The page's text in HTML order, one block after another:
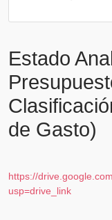
Estado
de Gasto)
https://
usp=drive_link